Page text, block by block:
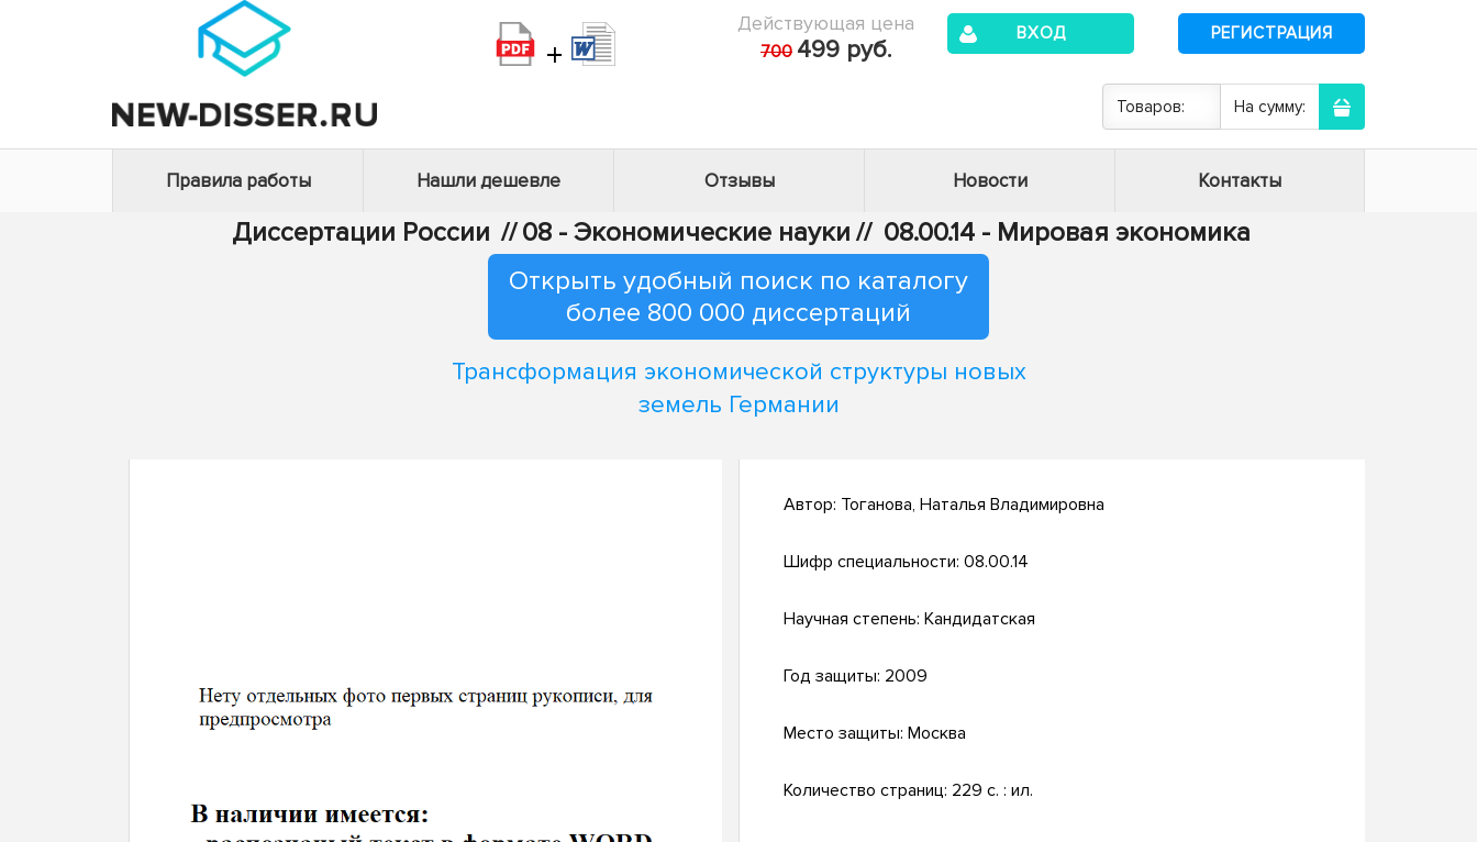
+
Действующая цена
700 499 руб.
ВХОД РЕГИСТРАЦИЯ
Товаров: На сумму:
Правила работы Нашли дешевле Отзывы Новости Контакты
Диссертации России // 08 - Экономические науки // 08.00.14 - Мировая экономика
Открыть удобный поиск по каталогу
более 800 000 диссертаций
Трансформация экономической структуры новых
земель Германии
Автор: Тоганова, Наталья Владимировна
Шифр специальности: 08.00.14
Научная степень: Кандидатская
Год защиты: 2009
Место защиты: Москва
Количество страниц: 229 с. : ил.